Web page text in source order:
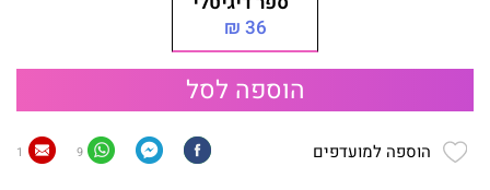
36 ₪
הוספה לסל
הוספה למועדפים 9
1